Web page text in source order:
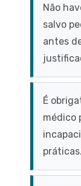
Não
salvo
antes
É
médico
práticas.